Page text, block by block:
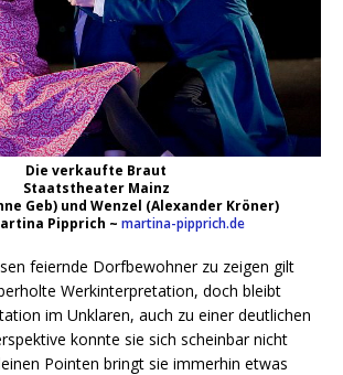
Die verkaufte Braut
Staatstheater Mainz
Geb) und Wenzel (Alexander Kröner)
Pipprich ~ martina-pipprich.de
feiernde Dorfbewohner zu zeigen gilt
Werkinterpretation, doch bleibt
im Unklaren, auch zu einer deutlichen
konnte sie sich scheinbar nicht
Pointen bringt sie immerhin etwas